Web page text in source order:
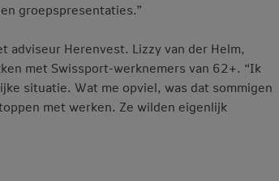
groepspresentaties.”
adviseur Herenvest. Lizzy van der Helm,
met Swissport-werknemers van 62+. “Ik
situatie. Wat me opviel, was dat sommigen
met werken. Ze wilden eigenlijk